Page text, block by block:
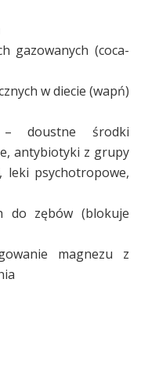
gazowanych (coca-
w diecie (wapń)
doustne środki
antybiotyki z grupy
leki psychotropowe,
do zębów (blokuje
magnezu z